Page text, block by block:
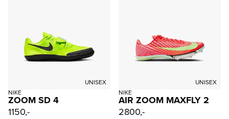
UNISEX
NIKE
ZOOM SD 4
1150,-
UNISEX
NIKE
AIR ZOOM MAXFLY 2
2800,-